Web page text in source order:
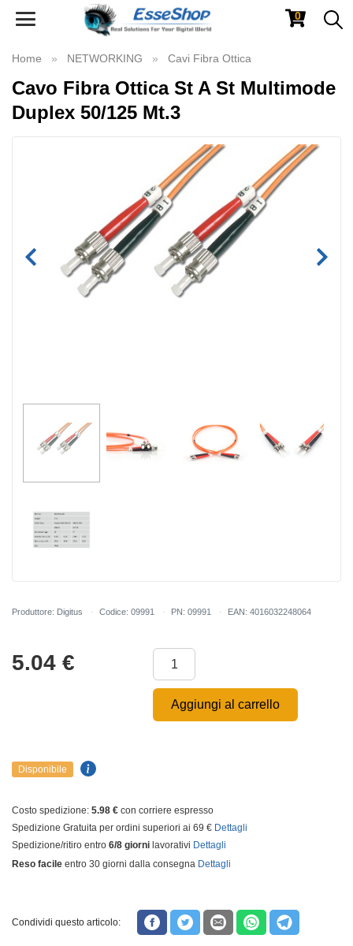
Toggle
0
Home NETWORKING Cavi Fibra Ottica
Cavo Fibra Ottica St A St Multimode
Duplex 50/125 Mt.3
Produttore: Digitus Codice: 09991 PN: 09991 EAN: 4016032248064
5.04 €
Aggiungi al carrello
Disponibile
Costo spedizione: 5.98 € con corriere espresso
Spedizione Gratuita per ordini superiori ai 69 € Dettagli
Spedizione/ritiro entro 6/8 giorni lavorativi Dettagli
Reso facile entro 30 giorni dalla consegna Dettagli
Condividi questo articolo: